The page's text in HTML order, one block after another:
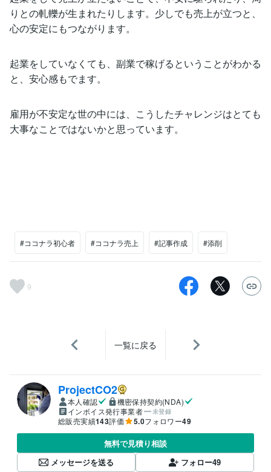
りとの軋轢が生まれたりします。少しでも売上が立つと、
心の安定にもつながります。
起業をしていなくても、副業で稼げるということがわかる
と、安心感もでます。
雇用が不安定な世の中には、こうしたチャレンジはとても
大事なことではないかと思っています。
#ココナラ初心者 #ココナラ売上 #記事作成 #添削
9
一覧に戻る
ProjectCO2
本人確認
機密保持契約(NDA)
インボイス発行事業者
未登録
総販売実績143評価 5.0フォロワー49
無料で見積り相談
メッセージを送る
フォロー49